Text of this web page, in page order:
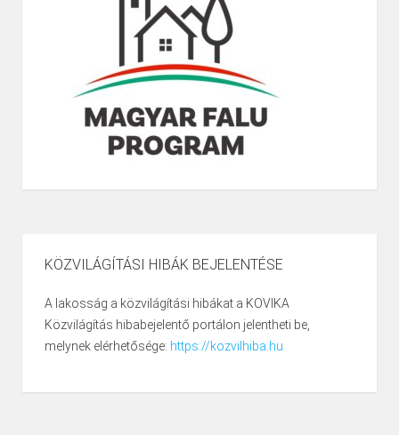
KÖZVILÁGÍTÁSI HIBÁK BEJELENTÉSE
A lakosság a közvilágítási hibákat a KOVIKA
Közvilágítás hibabejelentő portálon jelentheti be,
melynek elérhetősége: https://kozvilhiba.hu